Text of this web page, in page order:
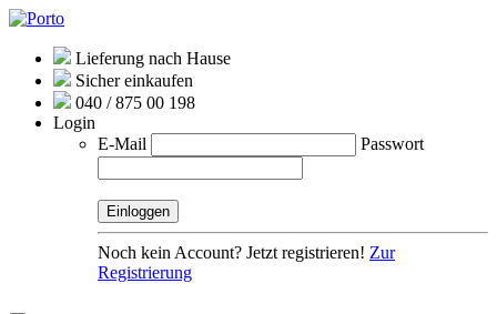
Lieferung nach Hause
Sicher einkaufen
040 / 875 00 198
Login
E-Mail
Passwort
Noch kein Account? Jetzt registrieren! Zur
Registrierung